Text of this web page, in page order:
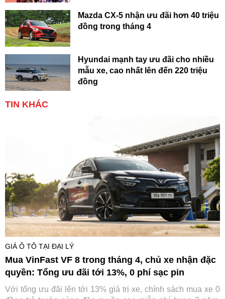
Mazda CX-5 nhận ưu đãi hơn 40 triệu
đồng trong tháng 4
Hyundai mạnh tay ưu đãi cho nhiều
mẫu xe, cao nhất lên đến 220 triệu
đồng
TIN KHÁC
GIÁ Ô TÔ TẠI ĐẠI LÝ
Mua VinFast VF 8 trong tháng 4, chủ xe nhận đặc
quyền: Tổng ưu đãi tới 13%, 0 phí sạc pin
Với tổng ưu đãi lên tới 13% giá trị xe, chính sách mua xe 0